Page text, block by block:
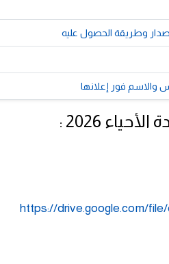
2026 :
https://drive.google.com/